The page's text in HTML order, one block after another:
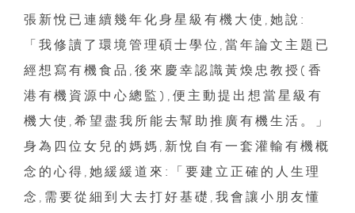
張新悅已連續幾年化身星級有機大使,她說:
「我修讀了環境管理碩士學位,當年論文主題已
經想寫有機食品,後來慶幸認識黃煥忠教授(香
港有機資源中心總監),便主動提出想當星級有
機大使,希望盡我所能去幫助推廣有機生活。」
身為四位女兒的媽媽,新悅自有一套灌輸有機概
念的心得,她緩緩道來:「要建立正確的人生理
念,需要從細到大去打好基礎,我會讓小朋友懂